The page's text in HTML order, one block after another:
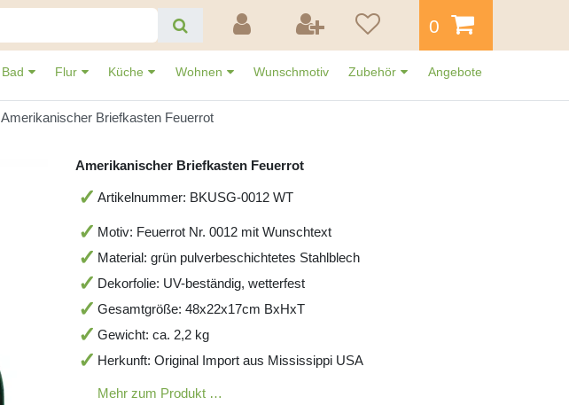
0
Bad Flur Küche Wohnen Wunschmotiv Zubehör Angebote
Amerikanischer Briefkasten Feuerrot
Amerikanischer Briefkasten Feuerrot
Artikelnummer: BKUSG-0012 WT
Motiv: Feuerrot Nr. 0012 mit Wunschtext
Material: grün pulverbeschichtetes Stahlblech
Dekorfolie: UV-beständig, wetterfest
Gesamtgröße: 48x22x17cm BxHxT
Gewicht: ca. 2,2 kg
Herkunft: Original Import aus Mississippi USA
Mehr zum Produkt …